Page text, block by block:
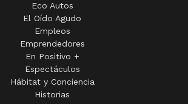
Eco Autos
El Oído Agudo
Empleos
Emprendedores
En Positivo +
Espectáculos
Hábitat y Conciencia
Historias